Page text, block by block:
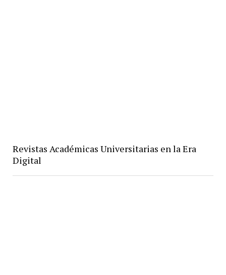
Revistas Académicas Universitarias en la Era
Digital